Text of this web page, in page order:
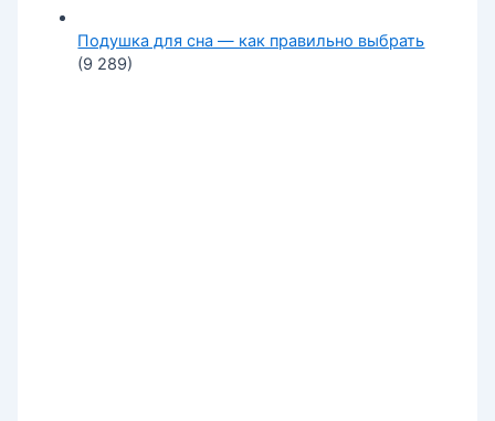
Подушка для сна — как правильно выбрать
(9 289)